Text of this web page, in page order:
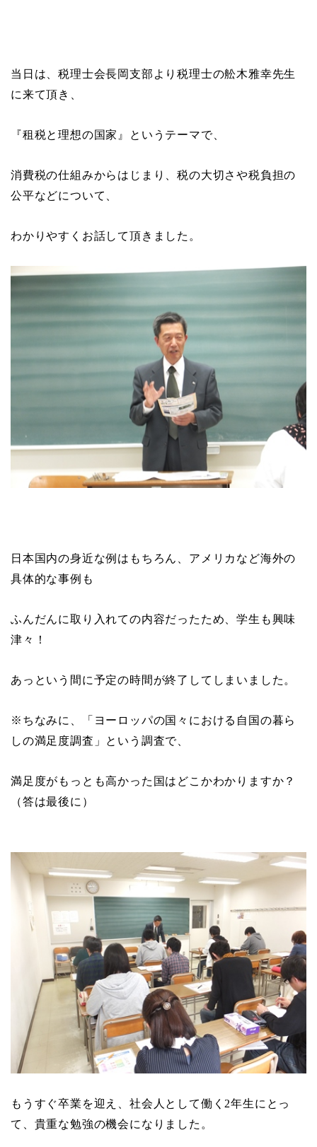
当日は、税理士会長岡支部より税理士の舩木雅幸先生
に来て頂き、
『租税と理想の国家』というテーマで、
消費税の仕組みからはじまり、税の大切さや税負担の
公平などについて、
わかりやすくお話して頂きました。
日本国内の身近な例はもちろん、アメリカなど海外の
具体的な事例も
ふんだんに取り入れての内容だったため、学生も興味
津々！
あっという間に予定の時間が終了してしまいました。
※ちなみに、「ヨーロッパの国々における自国の暮ら
しの満足度調査」という調査で、
満足度がもっとも高かった国はどこかわかりますか？
（答は最後に）
もうすぐ卒業を迎え、社会人として働く 2年生にとっ
て、貴重な勉強の機会になりました。